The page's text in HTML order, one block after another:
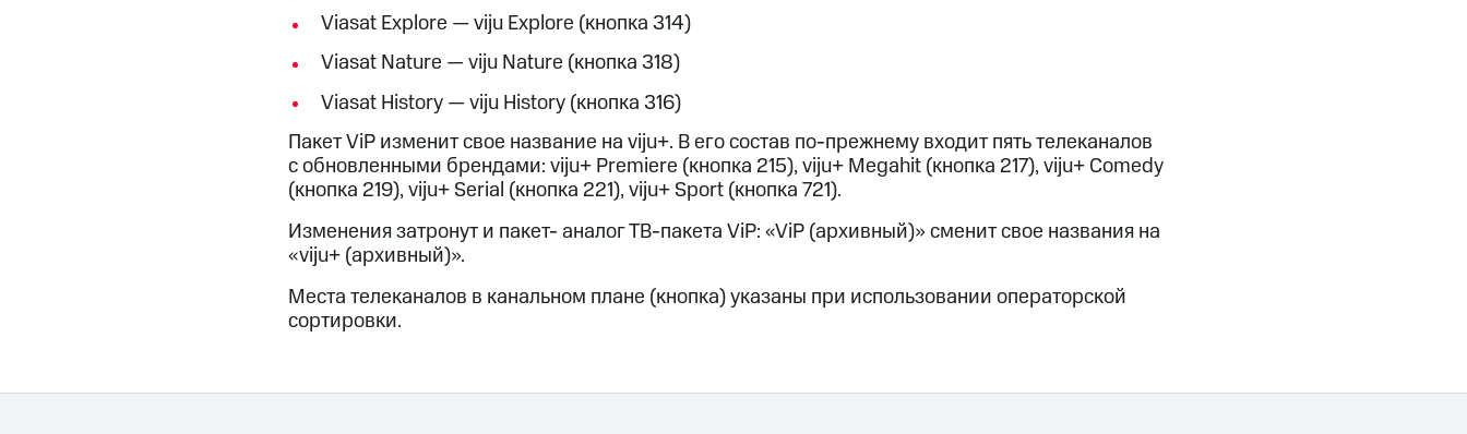
Откладывайте деньги и получайте доход 15%
Скидка 30% на связь
Тарифы RED, РИИЛ и МТС Супер дешевле при оплате с карты МТС Деньги
Обзоры товаров
Viasat Explore — viju Explore (кнопка 314)
Viasat Nature — viju Nature (кнопка 318)
Viasat History — viju History (кнопка 316)
Пакет ViP изменит свое название на viju+. В его состав по-прежнемувходит пять телеканалов
с обновленными брендами: viju+ Premiere (кнопка 215), viju+ Megahit (кнопка 217), viju+ Comedy
(кнопка 219), viju+ Serial (кнопка 221), viju+ Sport (кнопка 721).
Изменения затронут и пакет- аналогТВ-пакетаViP: «ViP (архивный)» сменит свое названия на
«viju+ (архивный)».
Места телеканалов в канальном плане (кнопка) указаны при использовании операторской
сортировки.